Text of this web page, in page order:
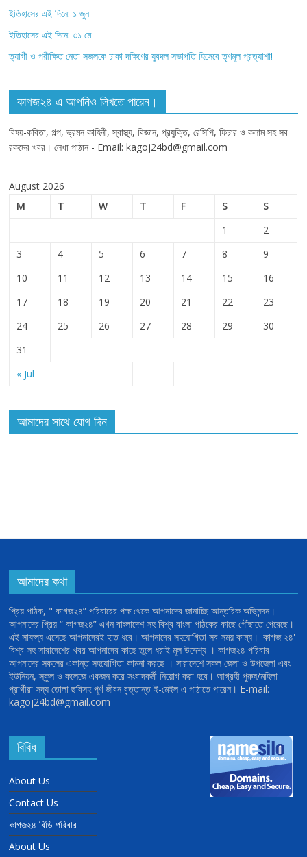
ইতিহাসের এই দিনে: ১ জুন
ইতিহাসের এই দিনে: ৩১ মে
ত্যাগী ও পরীক্ষিত নেতা সজলকে ঢাকা দক্ষিণের যুবদল সভাপতি হিসেবে তৃণমূল প্রত্যাশা!
কাগজ২৪ এ আপনিও লিখতে পারেন।
বিষয়-কবিতা, গল্প, ভ্রমন কাহিনী, স্বাস্থ্য, বিজ্ঞান, প্রযুক্তি, রেসিপি, ফিচার ও কলাম সহ সব
রকমের খবর। লেখা পাঠান - Email: kagoj24bd@gmail.com
August 2026
M
T W T F S S
« Jul
1
2
3
4 5 6 7 8
9
10
11 12 13 14 15
16
17
18 19 20 21 22
23
24
25 26 27 28 29
30
31
আমাদের সাথে যোগ দিন
আমাদের কথা
প্রিয় পাঠক, " কাগজ২৪” পরিবারের পক্ষ থেকে আপনাদের জানাচ্ছি আন্তরিক অভিনন্দন।
আপনাদের প্রিয় “ কাগজ২৪” এখন বাংলাদেশ সহ বিশ্ব বাংলা পাঠকের কাছে পৌঁছাতে পেরেছে।
এই সাফল্য এসেছে আপনাদেরই হাত ধরে। আপনাদের সহযোগিতা সব সময় কাম্য। 'কাগজ ২৪'
বিশ্ব সহ সারাদেশের খবর আপনাদের কাছে তুলে ধরাই মূল উদ্দেশ্য । কাগজ২৪ পরিবার
আপনাদের সকলের একান্ত সহযোগিতা কামনা করছে । সারাদেশে সকল জেলা ও উপজেলা এবং
ইউনিয়ন, স্কুল ও কলেজে একজন করে সংবাদকর্মী নিয়োগ করা হবে। আগ্রহী পুরুষ/মহিলা
প্রার্থীরা সদ্য তোলা ছবিসহ পূর্ণ জীবন বৃত্তান্ত ই-মেইল এ পাঠাতে পারেন। E-mail:
kagoj24bd@gmail.com
বিবিধ
About Us
Contact Us
কাগজ২৪ বিডি পরিবার
About Us